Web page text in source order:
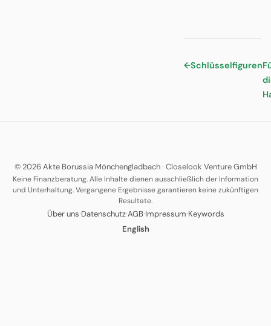
←Schlüsselfiguren
© 2026 Akte Borussia Mönchengladbach· Closelook Venture GmbH
Keine Finanzberatung. Alle Inhalte dienen ausschließlich der Information
und Unterhaltung. Vergangene Ergebnisse garantieren keine zukünftigen
Resultate.
Über uns·Datenschutz·AGB·Impressum·Keywords
English